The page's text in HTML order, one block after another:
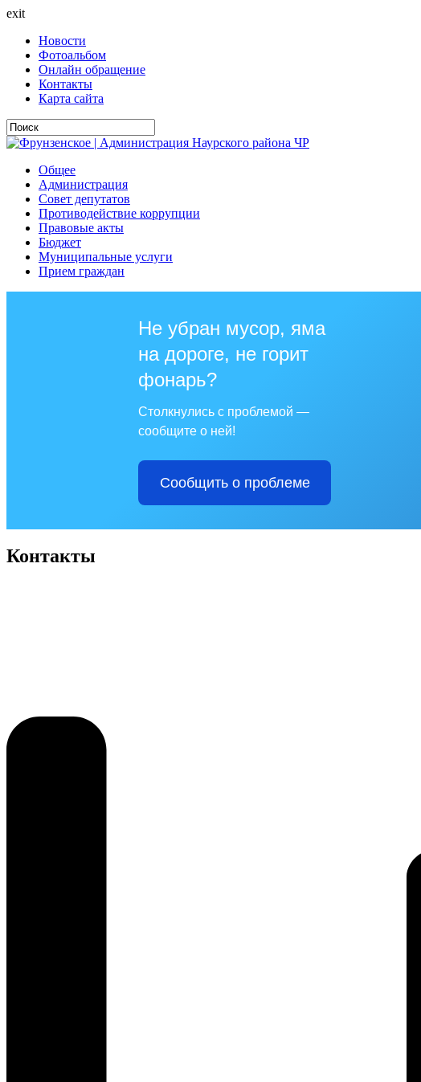
exit
Новости
Фотоальбом
Онлайн обращение
Контакты
Карта сайта
Общее
Администрация
Совет депутатов
Противодействие коррупции
Правовые акты
Бюджет
Муниципальные услуги
Прием граждан
Не убран мусор, яма
на дороге, не горит
фонарь?
Столкнулись с проблемой —
сообщите о ней!
Сообщить о проблеме
Контакты